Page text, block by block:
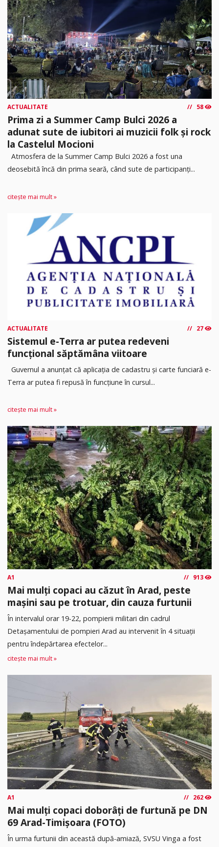
ACTUALITATE 58
Prima zi a Summer Camp Bulci 2026 a
adunat sute de iubitori ai muzicii folk și rock
la Castelul Mocioni
Atmosfera de la Summer Camp Bulci 2026 a fost una
deosebită încă din prima seară, când sute de participanți...
citește mai mult »
ACTUALITATE 27
Sistemul e-Terra ar putea redeveni
funcțional săptămâna viitoare
Guvernul a anunțat că aplicația de cadastru și carte funciară e-
Terra ar putea fi repusă în funcțiune în cursul...
citește mai mult »
A1 913
Mai mulți copaci au căzut în Arad, peste
mașini sau pe trotuar, din cauza furtunii
În intervalul orar 19-22, pompierii militari din cadrul
Detașamentului de pompieri Arad au intervenit în 4 situații
pentru îndepărtarea efectelor...
citește mai mult »
A1 262
Mai mulți copaci doborâți de furtună pe DN
69 Arad-Timișoara (FOTO)
În urma furtunii din această după-amiază, SVSU Vinga a fost